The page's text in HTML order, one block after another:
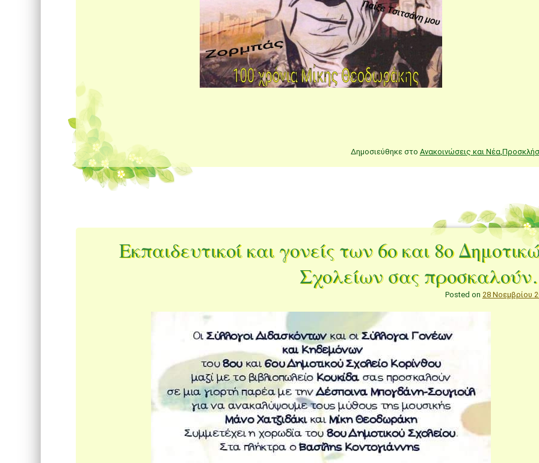
Δημοσιεύθηκε στο Ανακοινώσεις και Νέα,
Εκπαιδευτικοί και γονείς των 6ο και 8ο
Σχολείων σας
Posted on 28 Νοεμβρίου